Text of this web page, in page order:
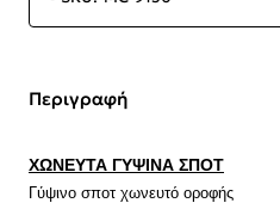
Περιγραφή
ΧΩΝΕΥΤΑ ΓΥΨΙΝΑ ΣΠΟΤ
Γύψινο σποτ χωνευτό οροφής